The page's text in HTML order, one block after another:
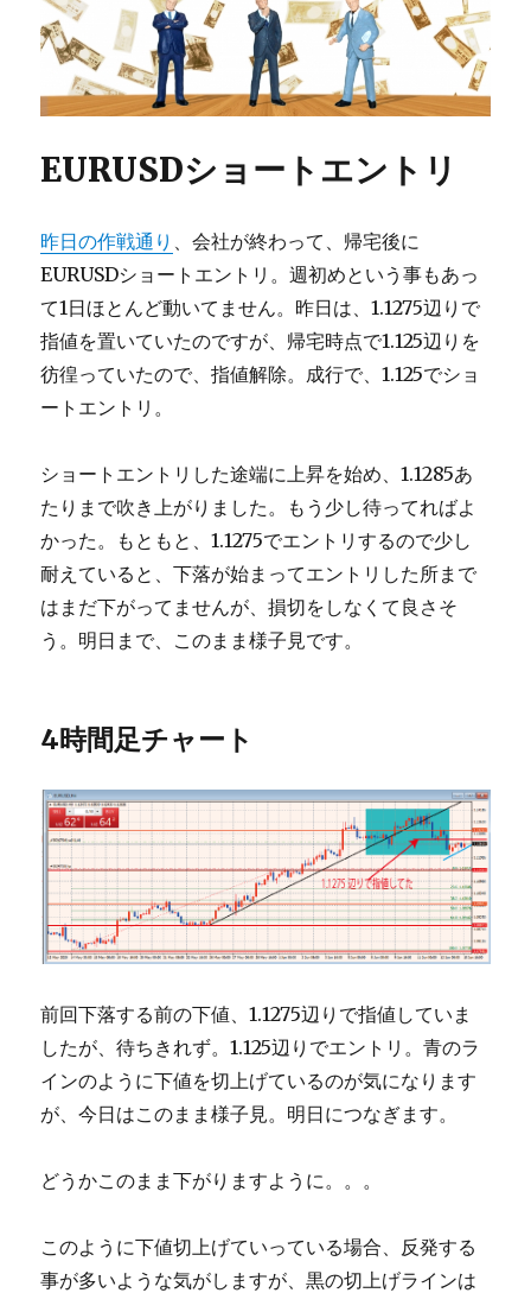
EURUSDショートエントリ
昨日の作戦通り
、会社が終わって、帰宅後に
EURUSDショートエントリ。週初めという事もあっ
て1日ほとんど動いてません。昨日は、1.1275辺りで
指値を置いていたのですが、帰宅時点で1.125辺りを
彷徨っていたので、指値解除。成行で、1.125でショ
ートエントリ。
ショートエントリした途端に上昇を始め、1.1285あ
たりまで吹き上がりました。もう少し待ってればよ
かった。もともと、1.1275でエントリするので少し
耐えていると、下落が始まってエントリした所まで
はまだ下がってませんが、損切をしなくて良さそ
う。明日まで、このまま様子見です。
4時間足チャート
前回下落する前の下値、1.1275辺りで指値していま
したが、待ちきれず。1.125辺りでエントリ。青のラ
インのように下値を切上げているのが気になります
が、今日はこのまま様子見。明日につなぎます。
どうかこのまま下がりますように。。。
このように下値切上げていっている場合、反発する
事が多いような気がしますが、黒の切上げラインは